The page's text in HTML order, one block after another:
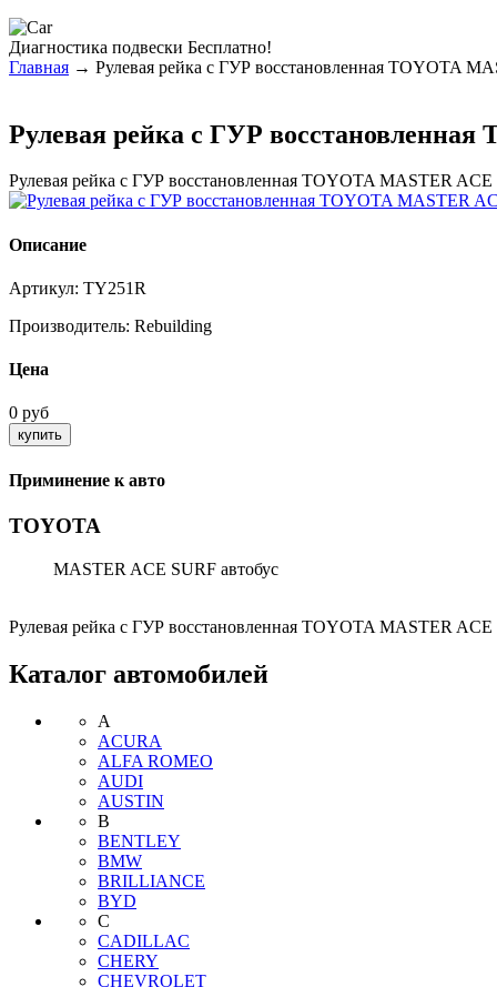
Диагностика подвески Бесплатно!
Главная → Рулевая рейка с ГУР восстановленная TOYOTA
Рулевая рейка с ГУР восстановленная
Рулевая рейка с ГУР восстановленная TOYOTA MASTER
Описание
Артикул: TY251R
Производитель: Rebuilding
Цена
0 руб
Приминение к авто
TOYOTA
MASTER ACE SURF автобус
Рулевая рейка с ГУР восстановленная TOYOTA MASTER
Каталог автомобилей
A
ACURA
ALFA ROMEO
AUDI
AUSTIN
B
BENTLEY
BMW
BRILLIANCE
BYD
C
CADILLAC
CHERY
CHEVROLET